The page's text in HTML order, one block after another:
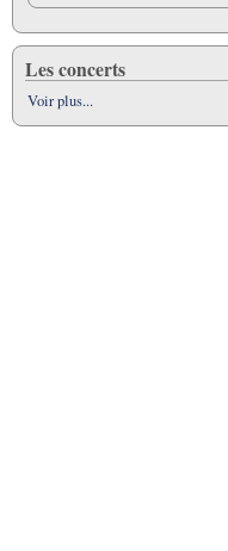
Les concerts
Voir plus...